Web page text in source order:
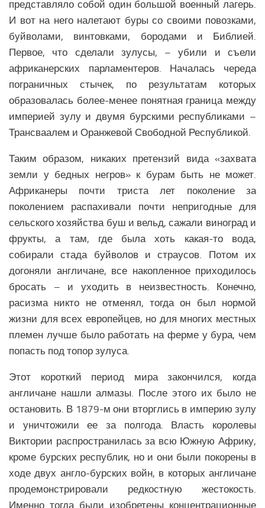
представляло собой один большой военный лагерь.
И вот на него налетают буры со своими повозками,
буйволами, винтовками, бородами и Библией.
Первое, что сделали зулусы, – убили и съели
африканерских парламентеров. Началась череда
пограничных стычек, по результатам которых
образовалась более-менее понятная граница между
империей зулу и двумя бурскими республиками –
Трансваалем и Оранжевой Свободной Республикой.
Таким образом, никаких претензий вида «захвата
земли у бедных негров» к бурам быть не может.
Африканеры почти триста лет поколение за
поколением распахивали почти непригодные для
сельского хозяйства буш и вельд, сажали виноград и
фрукты, а там, где была хоть какая-то вода,
собирали стада буйволов и страусов. Потом их
догоняли англичане, все накопленное приходилось
бросать – и уходить в неизвестность. Конечно,
расизма никто не отменял, тогда он был нормой
жизни для всех европейцев, но для многих местных
племен лучше было работать на ферме у бура, чем
попасть под топор зулуса.
Этот короткий период мира закончился, когда
англичане нашли алмазы. После этого их было не
остановить. В 1879-м они вторглись в империю зулу
и уничтожили ее за полгода. Власть королевы
Виктории распространилась за всю Южную Африку,
кроме бурских республик, но и они были покорены в
ходе двух англо-бурских войн, в которых англичане
продемонстрировали редкостную жестокость.
Именно тогда были изобретены концентрационные